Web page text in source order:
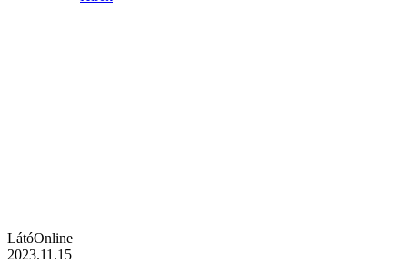
LátóOnline
2023.11.15